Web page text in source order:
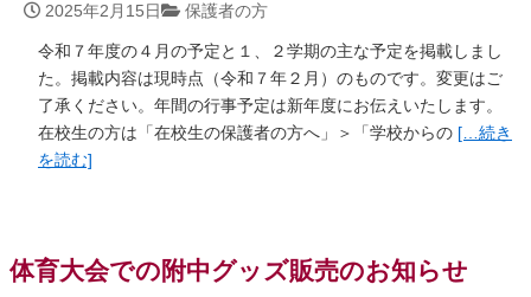
2025年2月15日 保護者の方
令和７年度の４月の予定と１、２学期の主な予定を掲載しまし
た。掲載内容は現時点（令和７年２月）のものです。変更はご
了承ください。年間の行事予定は新年度にお伝えいたします。
在校生の方は「在校生の保護者の方へ」＞「学校からの [… 続き
を読む]
体育大会での附中グッズ販売のお知らせ